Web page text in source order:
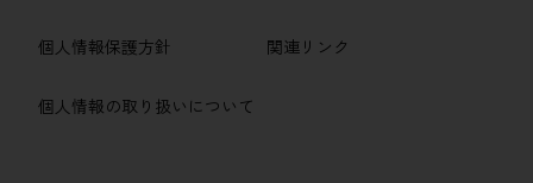
個人情報保護方針
個人情報の取り扱いについて
関連リンク